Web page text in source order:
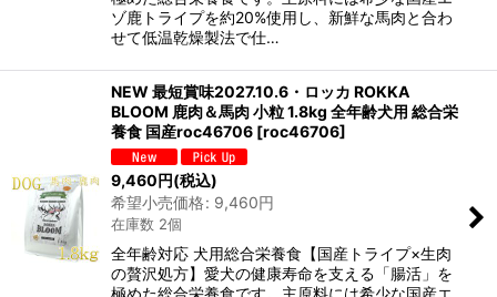
ゾ鹿トライプを約20%使用し、新鮮な馬肉と合わ
せて低温乾燥製法で仕…
NEW 最短賞味2027.10.6・ロッカ ROKKA
BLOOM 鹿肉＆馬肉 小粒 1.8kg 全年齢犬用 総合栄
養食 国産roc46706 [roc46706]
9,460円(税込)
希望小売価格: 9,460円
在庫数 2個
全年齢対応 犬用総合栄養食【国産トライプ×生肉
の贅沢処方】愛犬の健康寿命を支える「腸活」を
極めた総合栄養食です。主原料には希少な国産エ